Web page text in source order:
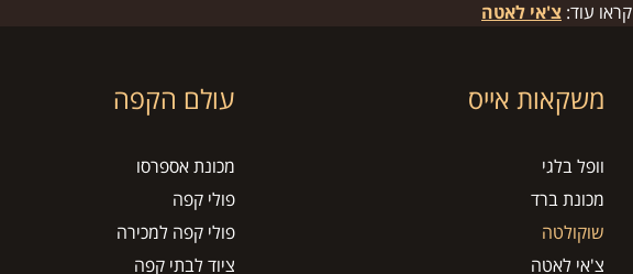
קראו עוד: צ'אי לאטה
משקאות אייס
וופל בלגי
מכונת ברד
שוקולטה
צ'אי לאטה
עולם הקפה
מכונת אספרסו
פולי קפה
פולי קפה למכירה
ציוד לבתי קפה